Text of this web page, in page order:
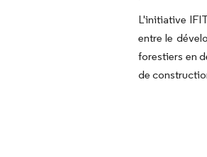
L'initiative
entre le
forestiers en
de